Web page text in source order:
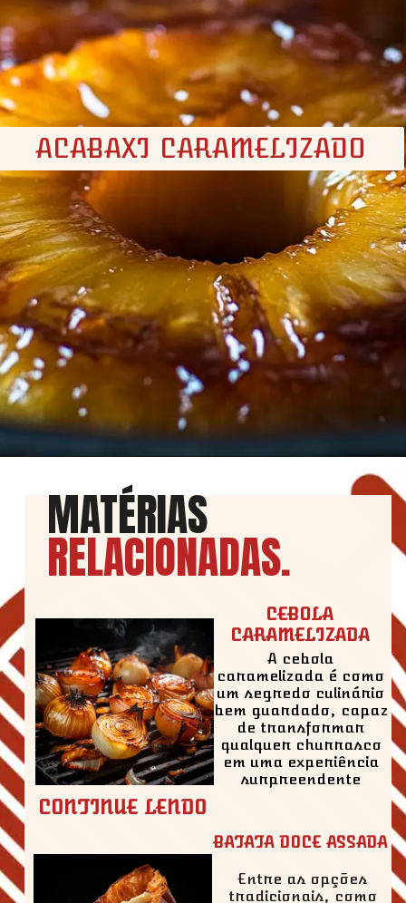
ACABAXI CARAMELIZADO
https://churrasco.coz.br/abacaxi-caramelizado/
MATÉRIAS
RELACIONADAS.
CEBOLA
CARAMELIZADA
A cebola
caramelizada é como
um segredo culinário
bem guardado, capaz
de transformar
qualquer churrasco
em uma experiência
surpreendente
CONTINUE LENDO
BATATA DOCE ASSADA
Entre as opções
tradicionais, como